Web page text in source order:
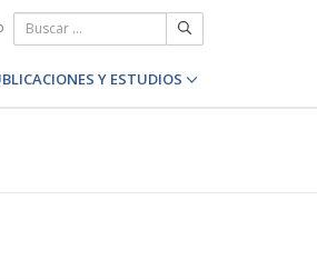
Y ESTUDIOS